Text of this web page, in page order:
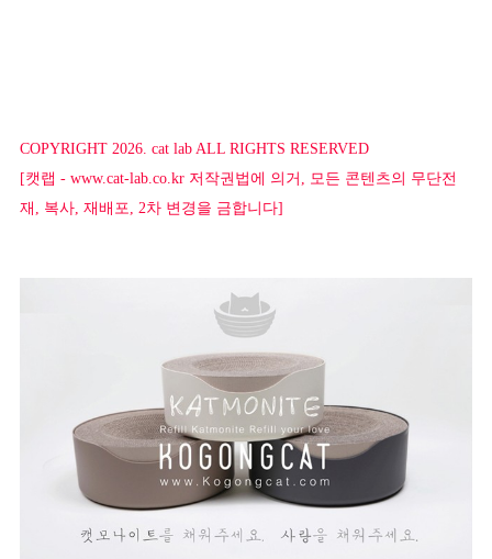
COPYRIGHT 2026. cat lab ALL RIGHTS RESERVED
[캣랩 - www.cat-lab.co.kr 저작권법에 의거, 모든 콘텐츠의 무단전
재, 복사, 재배포, 2차 변경을 금합니다]